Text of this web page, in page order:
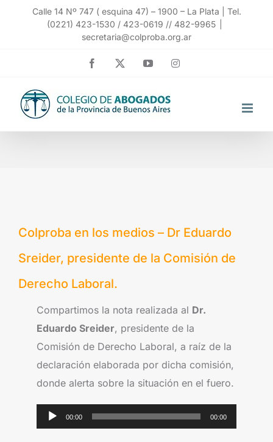
Calle 14 Nº 747 ( esquina 47) – 1900 – La Plata | Tel.
(0221) 423-1530 / 423-0619 // 482-9965
secretaria@colproba.org.ar
Facebook YouTubeInstagram
Colproba en los medios – Dr Eduardo
Sreider, presidente de la Comisión de
Derecho Laboral.
Compartimos la nota realizada al Dr.
Eduardo Sreider, presidente de la
Comisión de Derecho Laboral, a raíz de la
declaración elaborada por dicha comisión,
donde alerta sobre la situación en el fuero.
Reproductor
de
00:00 00:00